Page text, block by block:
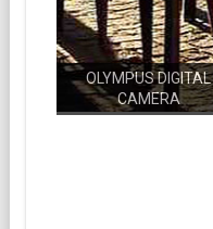
OLYMPUS DIGITAL
CAMERA